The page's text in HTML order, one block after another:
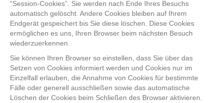
“Session-Cookies”. Sie werden nach Ende Ihres Besuchs
automatisch gelöscht. Andere Cookies bleiben auf Ihrem
Endgerät gespeichert bis Sie diese löschen. Diese Cookies
ermöglichen es uns, Ihren Browser beim nächsten Besuch
wiederzuerkennen.
Sie können Ihren Browser so einstellen, dass Sie über das
Setzen von Cookies informiert werden und Cookies nur im
Einzelfall erlauben, die Annahme von Cookies für bestimmte
Fälle oder generell ausschließen sowie das automatische
Löschen der Cookies beim Schließen des Browser aktivieren.